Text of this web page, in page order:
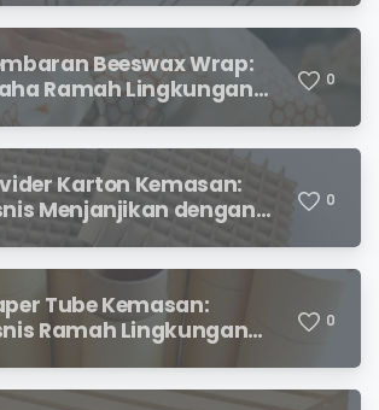
Beeswax Wrap:
Ramah Lingkungan
0
Karton Kemasan:
Menjanjikan dengan
yang Terus Meningkat
0
Tube Kemasan:
Ramah Lingkungan
0